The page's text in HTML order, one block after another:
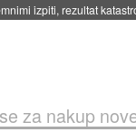
za večkratno uporabo::
za nakup